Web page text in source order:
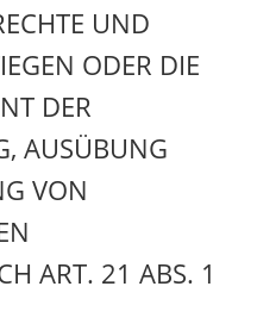
UND
ODER DIE
DER
AUSÜBUNG
VON
ART. 21 ABS. 1